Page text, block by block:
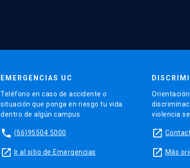
EMERGENCIAS UC
Teléfono en caso de accidente o
situación que ponga en riesgo tu vida
dentro de algún campus.
phone (56)95504 5000
launch Ir al sitio de Emergencias
violencia
launch
launch Más